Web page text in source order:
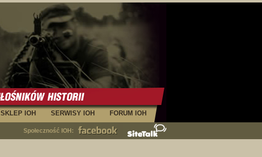
FORUM IOH
SERWISY IOH
SKLEP IOH
Społeczność IOH: